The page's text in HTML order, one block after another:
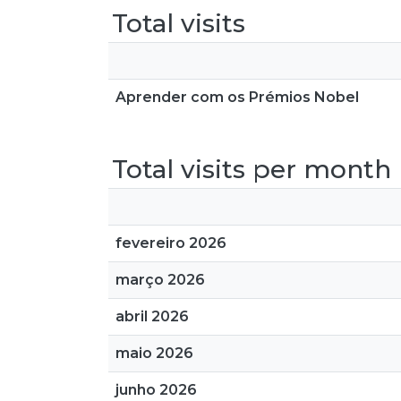
Total visits
Aprender com os Prémios Nobel
Total visits per month
fevereiro 2026
março 2026
abril 2026
maio 2026
junho 2026